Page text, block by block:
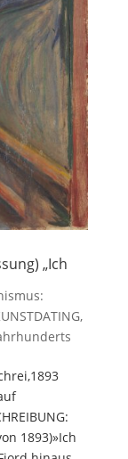
„Ich
,
1893)»Ich